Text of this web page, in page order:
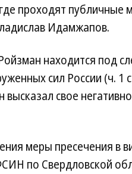
проходят публичные
Идамжапов.
находится под
сил России (ч. 1
высказал свое
меры пресечения в
по Свердловской